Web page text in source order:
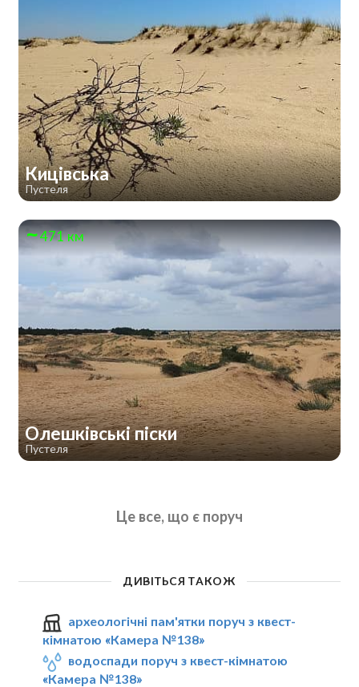
Кицівська
Пустеля
471 км
Олешківські піски
Пустеля
Це все, що є поруч
ДИВІТЬСЯ ТАКОЖ
археологічні пам'ятки поруч з квест-
кімнатою «Камера №138»
водоспади поруч з квест-кімнатою
«Камера №138»